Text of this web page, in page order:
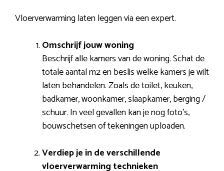
Vloerverwarming laten leggen via een expert.
Omschrijf jouw woning
Beschrijf alle kamers van de woning. Schat de
totale aantal m2 en beslis welke kamers je wilt
laten behandelen. Zoals de toilet, keuken,
badkamer, woonkamer, slaapkamer, berging /
schuur. In veel gevallen kan je nog foto’s,
bouwschetsen of tekeningen uploaden.
Verdiep je in de verschillende
vloerverwarming technieken